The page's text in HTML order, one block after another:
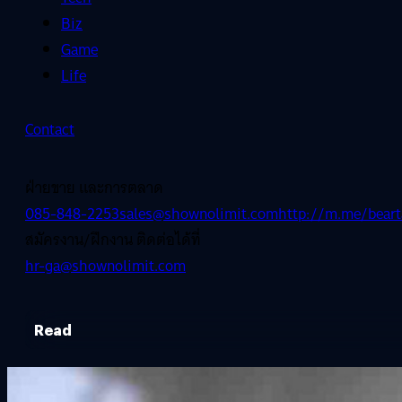
Biz
Game
Life
Contact
ฝ่ายขาย และการตลาด
085-848-2253sales@shownolimit.comhttp://m.me/
สมัครงาน/ฝึกงาน ติดต่อได้ที่
hr-ga@shownolimit.com
Read